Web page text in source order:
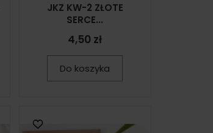
JKZ KW-2 ZŁOTE
SERCE...
4,50 zł
Do koszyka